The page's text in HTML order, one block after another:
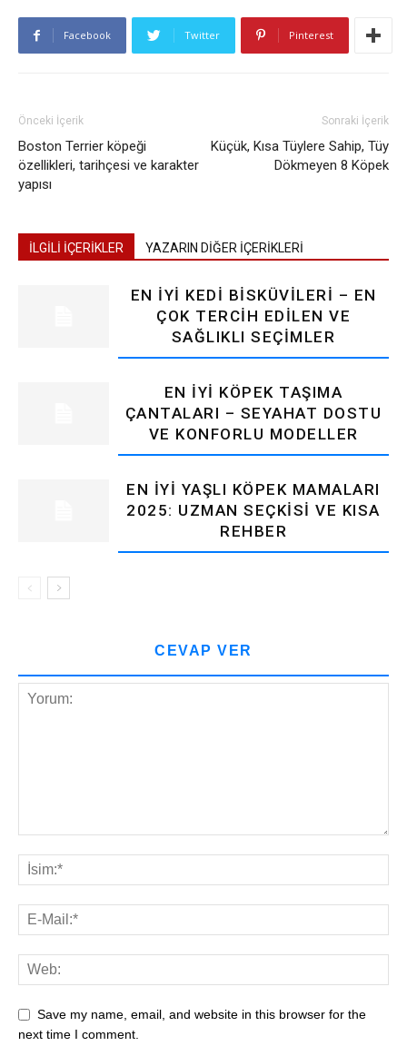
Facebook Twitter Pinterest
Önceki İçerik
Boston Terrier köpeği
özellikleri, tarihçesi ve karakter
yapısı
Sonraki İçerik
Küçük, Kısa Tüylere Sahip, Tüy
Dökmeyen 8 Köpek
İLGİLİ İÇERİKLER YAZARIN DİĞER İÇERİKLERİ
EN İYI KEDI BISKÜVILERI – EN
ÇOK TERCIH EDILEN VE
SAĞLIKLI SEÇIMLER
EN İYI KÖPEK TAŞIMA
ÇANTALARI – SEYAHAT DOSTU
VE KONFORLU MODELLER
EN İYI YAŞLI KÖPEK MAMALARI
2025: UZMAN SEÇKISI VE KISA
REHBER
CEVAP VER
Save my name, email, and website in this browser for the
next time I comment.